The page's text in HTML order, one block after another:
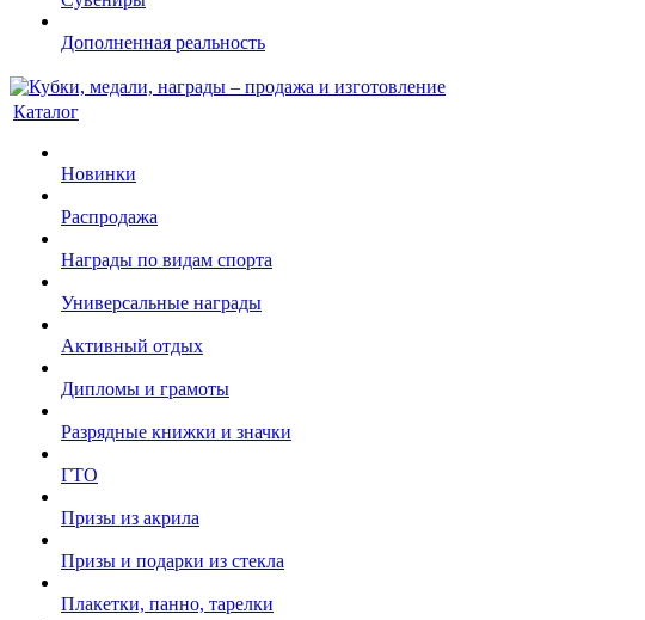
Дополненная реальность
Каталог
Новинки
Распродажа
Награды по видам спорта
Универсальные награды
Активный отдых
Дипломы и грамоты
Разрядные книжки и значки
ГТО
Призы из акрила
Призы и подарки из стекла
Плакетки, панно, тарелки